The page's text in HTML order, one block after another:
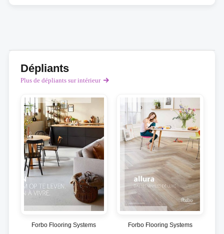
Dépliants
Plus de dépliants sur intérieur
Forbo Flooring Systems Forbo Flooring Systems